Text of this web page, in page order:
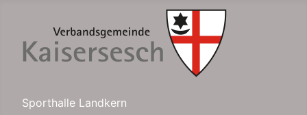
Sporthalle Landkern